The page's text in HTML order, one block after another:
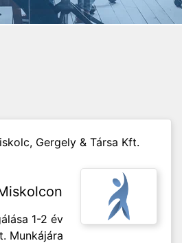
Gergely & Társa Kft.
1-2 év
Munkájára